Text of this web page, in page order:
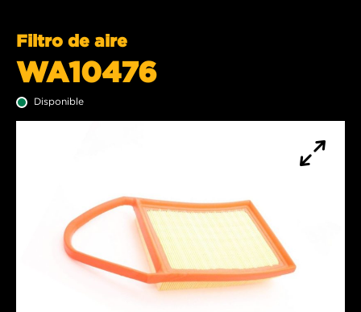
Filtro de aire
WA10476
Disponible